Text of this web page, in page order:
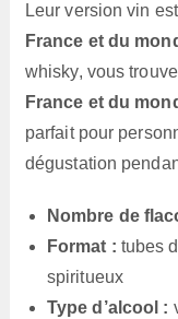
Leur version vin
France et du
whisky, vous
France et du
parfait pour
dégustation
Nombre de
Format : tubes
spiritueux
Type d’alcool :